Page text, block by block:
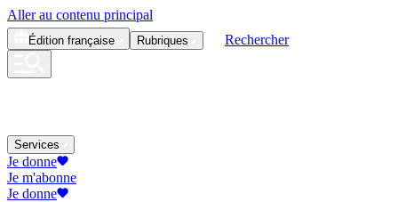
Aller au contenu principal
Édition française Rubriques Rechercher
Services
Je donne
Je m'abonne
Je donne